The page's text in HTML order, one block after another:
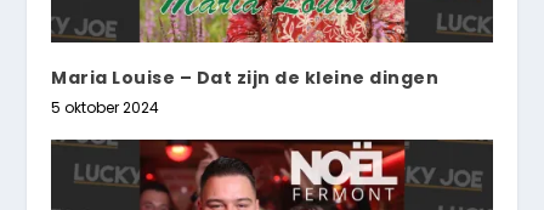
Maria Louise – Dat zijn de kleine dingen
5 oktober 2024